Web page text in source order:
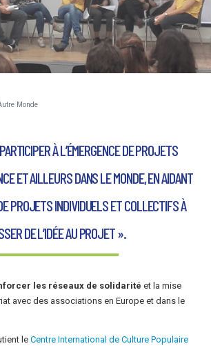
Monde
À L’ÉMERGENCE DE PROJETS
ET AILLEURS DANS LE MONDE, EN AIDANT
PROJETS INDIVIDUELS ET COLLECTIFS À
DE L’IDÉE AU PROJET ».
les réseaux de solidarité et la mise
avec des associations en Europe et dans le
le Centre International de Culture Populaire